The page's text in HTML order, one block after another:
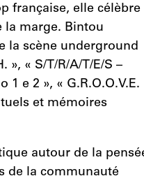
française, elle célèbre
la marge. Bintou
la scène underground
», « S/T/R/A/T/E/S –
1 e 2 », « G.R.O.O.V.E.
et mémoires
autour de la
de la communauté